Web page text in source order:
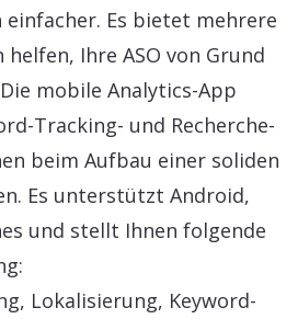
einfacher. Es bietet mehrere
Ihre ASO von Grund
mobile Analytics-App
Tracking- und Recherche-
beim Aufbau einer soliden
Es unterstützt Android,
und stellt Ihnen folgende
Lokalisierung, Keyword-